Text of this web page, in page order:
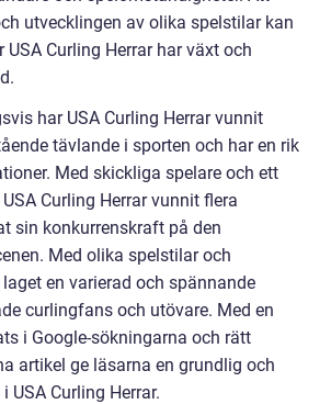
utvecklingen av olika spelstilar kan
USA Curling Herrar har växt och
har USA Curling Herrar vunnit
tävlande i sporten och har en rik
Med skickliga spelare och ett
Curling Herrar vunnit flera
sin konkurrenskraft på den
Med olika spelstilar och
en varierad och spännande
curlingfans och utövare. Med en
i Google-sökningarna och rätt
artikel ge läsarna en grundlig och
Curling Herrar.